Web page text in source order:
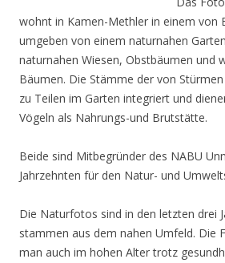
wohnt in Kamen-Methler in einem von
umgeben von einem naturnahen
naturnahen Wiesen, Obstbäumen und
Bäumen. Die Stämme der von
zu Teilen im Garten integriert und
Vögeln als Nahrungs-und Brutstätte.
Beide sind Mitbegründer des NABU
Jahrzehnten für den Natur- und
Die Naturfotos sind in den letzten drei
stammen aus dem nahen Umfeld. Die
man auch im hohen Alter trotz